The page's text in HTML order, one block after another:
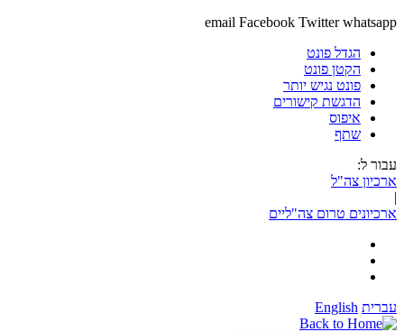
email Facebook Twitter whatsapp
הגדל פונט
הקטן פונט
פונט נגיש יותר
הדגשת קישורים
איפוס
שתף
עבור ל:
ארכיון צה"ל
|
ארכיונים טרום צה"ליים
עברית English